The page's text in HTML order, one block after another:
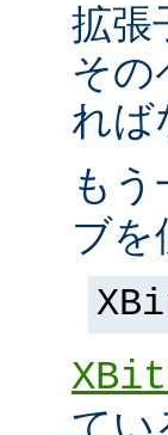
拡張
その
れば
もう
ブを